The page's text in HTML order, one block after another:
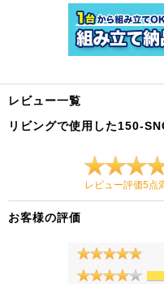
レビュー一覧
リビングで使用した150-
レビュー評価5点
お客様の評価